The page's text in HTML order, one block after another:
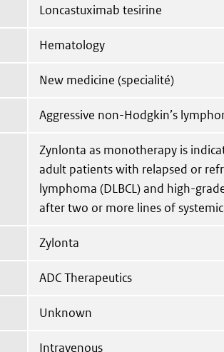
Loncastuximab tesirine
Hematology
New medicine (specialité)
Aggressive non-Hodgkin’s
Zynlonta as monotherapy is
adult patients with relapsed or
lymphoma (DLBCL) and high-
after two or more lines of
Zylonta
ADC Therapeutics
Unknown
Intravenous